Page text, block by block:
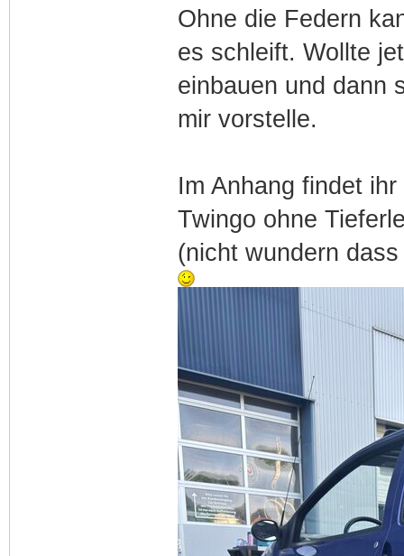
Ohne die Federn
es schleift. Wollte
einbauen und dann
mir vorstelle.
Im Anhang findet
Twingo ohne
(nicht wundern